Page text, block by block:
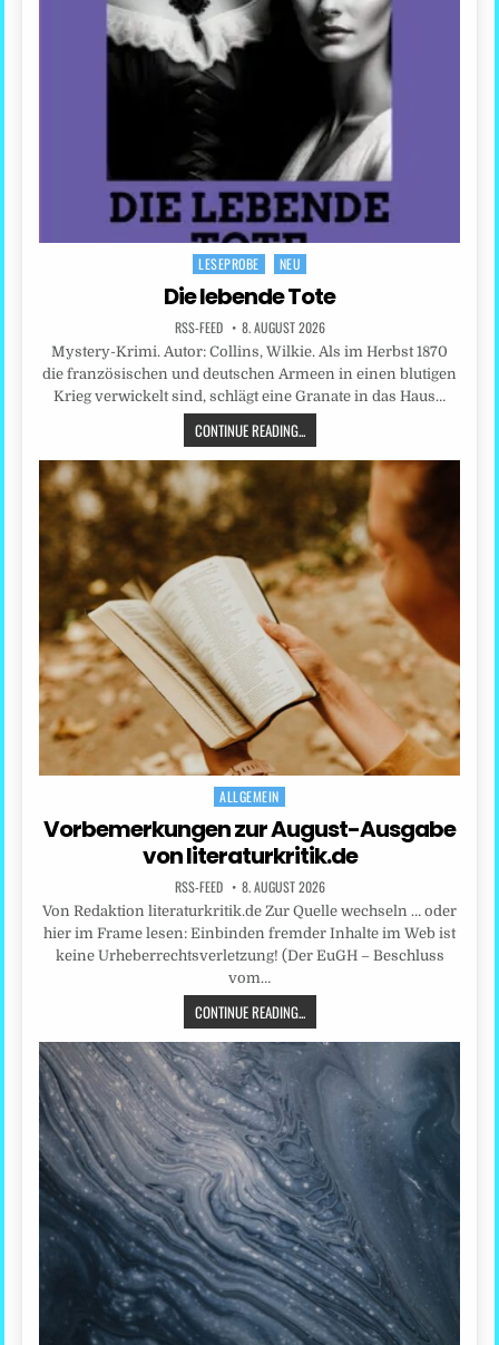
Posted
in
LESEPROBE NEU
Die lebende Tote
RSS-FEED 8. AUGUST 2026
Mystery-Krimi. Autor: Collins, Wilkie. Als im Herbst 1870
die französischen und deutschen Armeen in einen blutigen
Krieg verwickelt sind, schlägt eine Granate in das Haus…
CONTINUE READING...
Posted
ALLGEMEIN
Vorbemerkungen zur August-Ausgabe
von literaturkritik.de
RSS-FEED 8. AUGUST 2026
Von Redaktion literaturkritik.de Zur Quelle wechseln … oder
hier im Frame lesen: Einbinden fremder Inhalte im Web ist
keine Urheberrechtsverletzung! (Der EuGH – Beschluss
vom…
CONTINUE READING...